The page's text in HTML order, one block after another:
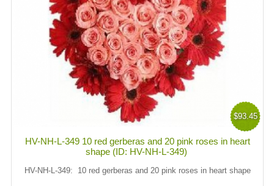
$93.45
HV-NH-L-349 10 red gerberas and 20 pink roses in heart
shape (ID: HV-NH-L-349)
HV-NH-L-349: 10 red gerberas and 20 pink roses in heart shape